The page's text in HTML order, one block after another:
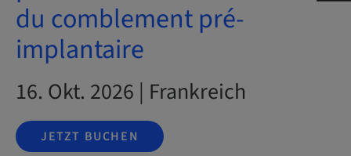
du comblement pré-
implantaire
16. Okt. 2026 | Frankreich
JETZT BUCHEN